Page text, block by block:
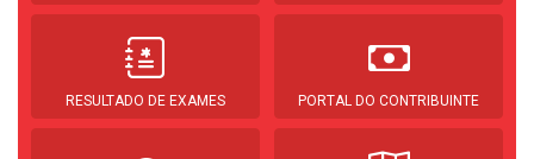
RESULTADO DE EXAMES PORTAL DO CONTRIBUINTE